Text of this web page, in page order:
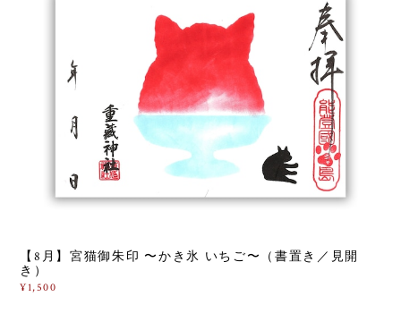
【8月】宮猫御朱印 〜かき氷 いちご〜（書置き／見開
き）
¥1,500